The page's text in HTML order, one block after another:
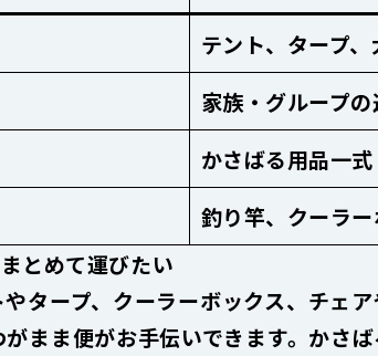
テント、タープ
家族・グループの
かさばる用品一式
釣り竿、クーラ
とめて運びたい
タープ、クーラーボックス、チェ
がまま便がお手伝いできます。かさ